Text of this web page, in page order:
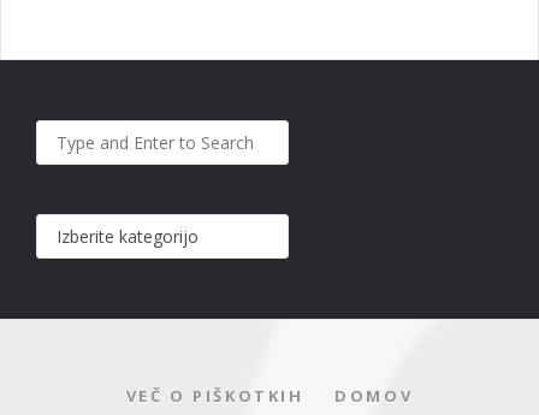
VEČ O PIŠKOTKIH DOMOV